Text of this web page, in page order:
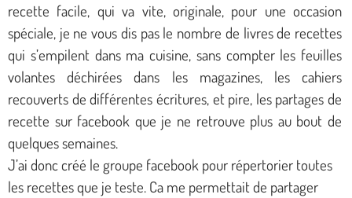
recette facile, qui va vite, originale, pour une occasion
spéciale, je ne vous dis pas le nombre de livres de recettes
qui s’empilent dans ma cuisine, sans compter les feuilles
volantes déchirées dans les magazines, les cahiers
recouverts de différentes écritures, et pire, les partages de
recette sur facebook que je ne retrouve plus au bout de
quelques semaines.
J’ai donc créé le groupe facebook pour répertorier toutes
les recettes que je teste. Ca me permettait de partager